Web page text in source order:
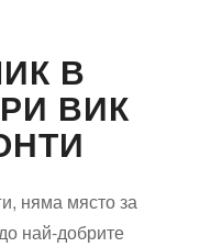
В
ВИК
няма място за
най-добрите